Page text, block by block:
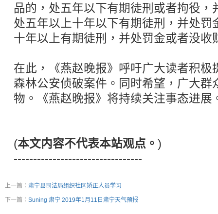
品的，处五年以下有期徒刑或者拘役，
处五年以上十年以下有期徒刑，并处罚
十年以上有期徒刑，并处罚金或者没收
在此，《燕赵晚报》呼吁广大读者积极
森林公安侦破案件。同时希望，广大群
物。《燕赵晚报》将持续关注事态进展
(本文内容不代表本站观点。 )
---------------------------------
上一篇： 肃宁县司法局组织社区矫正人员学习
下一篇： Suning 肃宁 2019年1月11日肃宁天气预报